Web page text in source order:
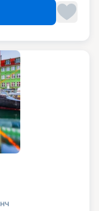
нч